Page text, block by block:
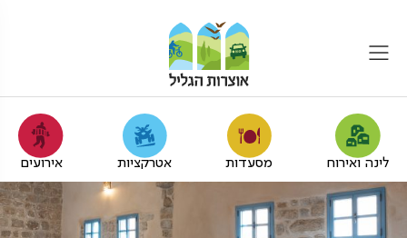
לינה ואירוח מסעדות אטרקציות אירועים